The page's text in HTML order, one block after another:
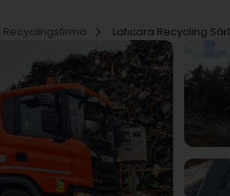
Recyclingsfirma Laficara Recycling Sàrl